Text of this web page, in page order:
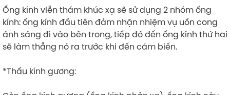
Ống kính viễn thám khúc xạ sẽ sử dụng 2 nhóm ống
kính: ống kính đầu tiên đảm nhận nhiệm vụ uốn cong
ánh sáng đi vào bên trong, tiếp đó đến ống kính thứ hai
sẽ làm thẳng nó ra trước khi đến cảm biến.
*Thấu kính gương: